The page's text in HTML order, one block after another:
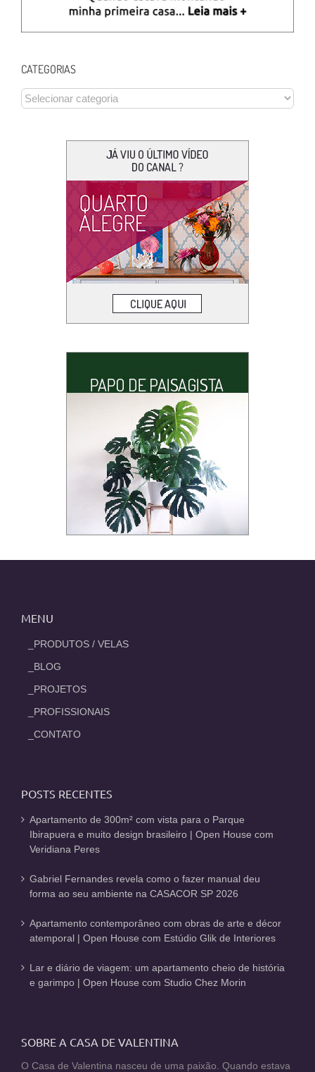
CATEGORIAS
CATEGORIAS
MENU
_PRODUTOS / VELAS
_BLOG
_PROJETOS
_PROFISSIONAIS
_CONTATO
POSTS RECENTES
Apartamento de 300m² com vista para o Parque
Ibirapuera e muito design brasileiro | Open House com
Veridiana Peres
Gabriel Fernandes revela como o fazer manual deu
forma ao seu ambiente na CASACOR SP 2026
Apartamento contemporâneo com obras de arte e décor
atemporal | Open House com Estúdio Glik de Interiores
Lar e diário de viagem: um apartamento cheio de história
e garimpo | Open House com Studio Chez Morin
SOBRE A CASA DE VALENTINA
O Casa de Valentina nasceu de uma paixão. Quando estava